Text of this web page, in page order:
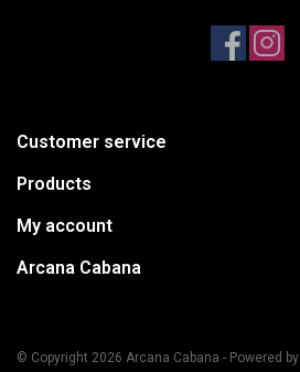
Customer service
Products
My account
Arcana Cabana
© Copyright 2026 Arcana Cabana - Powered by